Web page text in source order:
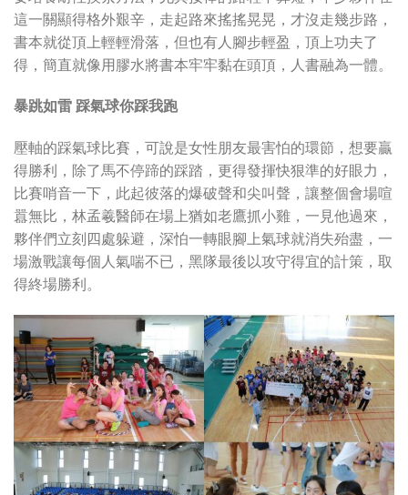
這一關顯得格外艱辛，走起路來搖搖晃晃，才沒走幾步路，
書本就從頂上輕輕滑落，但也有人腳步輕盈，頂上功夫了
得，簡直就像用膠水將書本牢牢黏在頭頂，人書融為一體。
暴跳如雷 踩氣球你踩我跑
壓軸的踩氣球比賽，可說是女性朋友最害怕的環節，想要贏
得勝利，除了馬不停蹄的踩踏，更得發揮快狠準的好眼力，
比賽哨音一下，此起彼落的爆破聲和尖叫聲，讓整個會場喧
囂無比，林孟羲醫師在場上猶如老鷹抓小雞，一見他過來，
夥伴們立刻四處躲避，深怕一轉眼腳上氣球就消失殆盡，一
場激戰讓每個人氣喘不已，黑隊最後以攻守得宜的計策，取
得終場勝利。